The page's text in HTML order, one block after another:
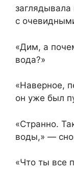
с
«Дим, а
вода?»
«Наверное,
он уже был
«Странно.
воды,» —
«Что ты все